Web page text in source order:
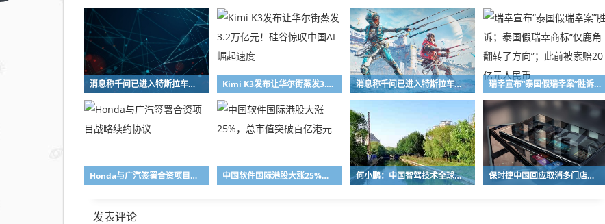
消息称千问已进入特斯拉车机深度测试阶段 Kimi K3发布让华尔街蒸发3.2万亿元！硅谷惊叹中国AI崛起速度 消息称千问已进入特斯拉车机深度测试阶段 瑞幸宣布“泰国假瑞幸案”胜诉；泰国假瑞幸商标“仅鹿角翻转了方向”；此前被索赔20亿元人民币
Honda与广汽签署合资项目战略续约协议 中国软件国际港股大涨25%，总市值突破百亿港元 何小鹏：中国智驾技术全球领先，L2级辅助驾驶年底全球落地 保时捷中国回应取消多门店销售授权
发表评论